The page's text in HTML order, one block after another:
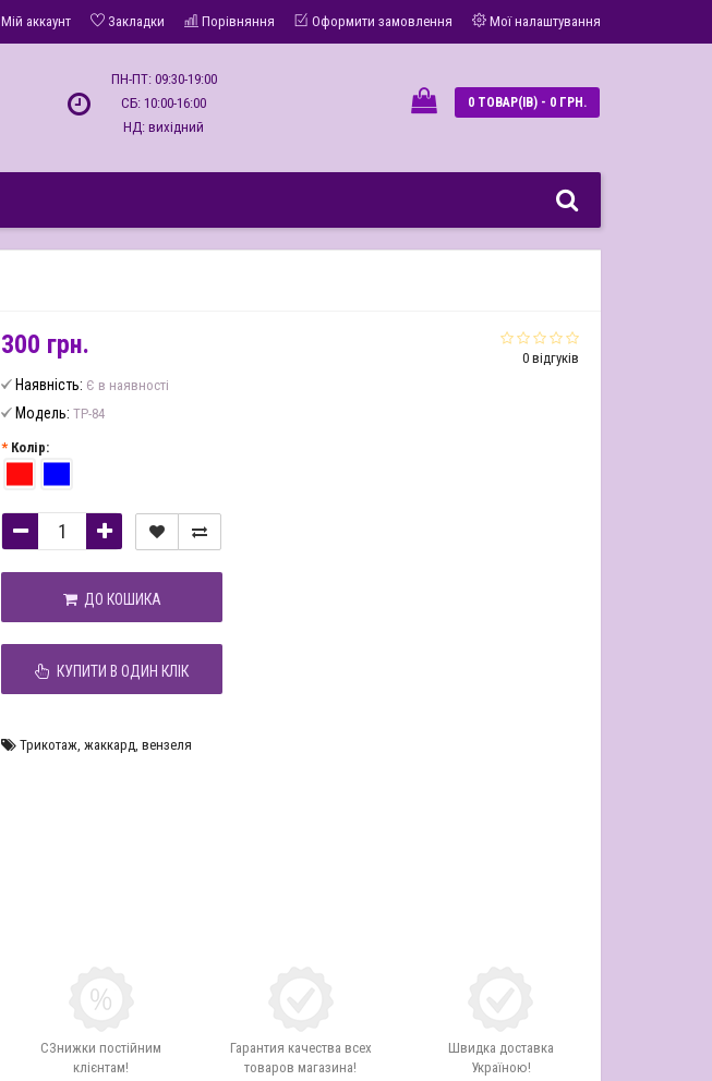
Мій аккаунт Закладки Порівняння Оформити замовлення Мої налаштування
ПН-ПТ: 09:30-19:00
СБ: 10:00-16:00
НД: вихідний
0 ТОВАР(ІВ) - 0 ГРН.
0 відгуків
300 грн.
Наявність: Є в наявності
Модель: ТР-84
Колір:
ДО КОШИКА
КУПИТИ В ОДИН КЛІК
Трикотаж, жаккард, вензеля
СЗнижки постійним
клієнтам!
Гарантия качества всех
товаров магазина!
Швидка доставка
Україною!